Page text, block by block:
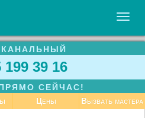
199 39 16
СЕЙЧАС!
Цены Вызвать мастера